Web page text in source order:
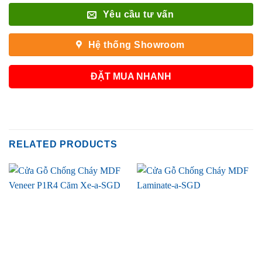
Yêu cầu tư vấn
Hệ thống Showroom
ĐẶT MUA NHANH
RELATED PRODUCTS